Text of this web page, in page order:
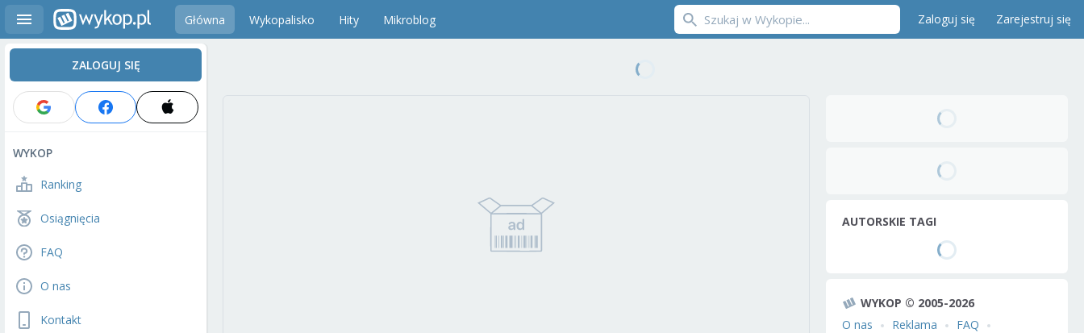
Główna Wykopalisko Hity Mikroblog Zaloguj się Zarejestruj się
ZALOGUJ SIĘ
WYKOP
Ranking
Osiągnięcia
FAQ
O nas
Kontakt
AUTORSKIE TAGI
WYKOP © 2005-2026
O nas
Reklama
FAQ